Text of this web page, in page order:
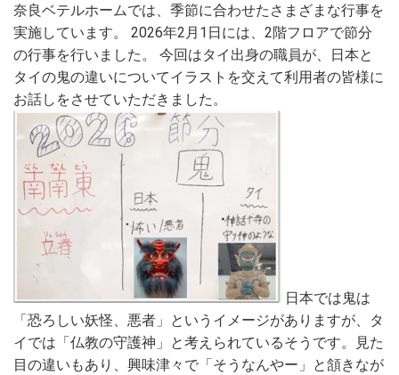
奈良ベテルホームでは、季節に合わせたさまざまな行事を
実施しています。 2026年2月1日には、2階フロアで節分
の行事を行いました。 今回はタイ出身の職員が、日本と
タイの鬼の違いについてイラストを交えて利用者の皆様に
お話しをさせていただきました。
日本では鬼は
「恐ろしい妖怪、悪者」というイメージがありますが、タ
イでは「仏教の守護神」と考えられているそうです。見た
目の違いもあり、興味津々で「そうなんやー」と頷きなが